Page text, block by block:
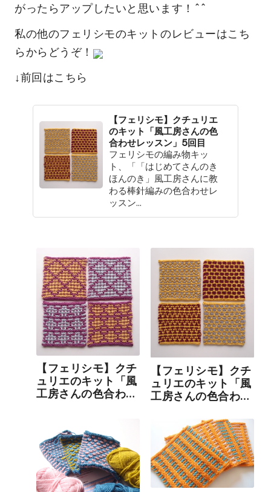
がったらアップしたいと思います！^^
私の他のフェリシモのキットのレビューはこち
らからどうぞ！
↓前回はこちら
【フェリシモ】クチュリエ
のキット「風工房さんの色
合わせレッスン」5回目
フェリシモの編み物キッ
ト、「「はじめてさんのき
ほんのき」風工房さんに教
わる棒針編みの色合わせレ
ッスン...
【フェリシモ】クチ
ュリエのキット「風
工房さんの色合わせ
【フェリシモ】クチ
ュリエのキット「風
工房さんの色合わせ